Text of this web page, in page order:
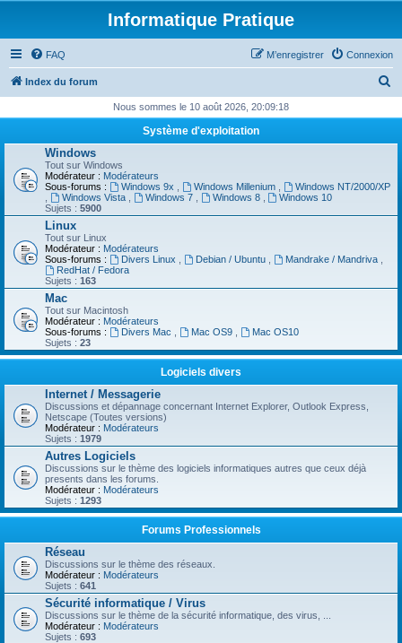
Informatique Pratique
FAQ Connexion
M’enregistrer
Index du forum
h
Nous sommes le 10 août 2026, 20:09:18
Système d'exploitation
Windows
Tout sur Windows
Modérateur : Modérateurs
Sous-forums :
Windows 9x Windows Millenium
Windows NT/2000/XP
Windows Vista Windows 7 Windows 8
Windows 10
Sujets : 5900
Linux
Tout sur Linux
Modérateur : Modérateurs
Sous-forums :
Divers Linux Debian / Ubuntu Mandrake / Mandriva
RedHat / Fedora
Sujets : 163
Mac
Tout sur Macintosh
Modérateur : Modérateurs
Sous-forums :
Divers Mac Mac OS9
Mac OS10
Sujets : 23
Logiciels divers
Internet / Messagerie
Discussions et dépannage concernant Internet Explorer, Outlook Express,
Netscape (Toutes versions)
Modérateur : Modérateurs
Sujets : 1979
Autres Logiciels
Discussions sur le thème des logiciels informatiques autres que ceux déjà
presents dans les forums.
Modérateur : Modérateurs
Sujets : 1293
Forums Professionnels
Réseau
Discussions sur le thème des réseaux.
Modérateur : Modérateurs
Sujets : 641
Sécurité informatique / Virus
Discussions sur le thème de la sécurité informatique, des virus, ...
Modérateur : Modérateurs
Sujets : 693